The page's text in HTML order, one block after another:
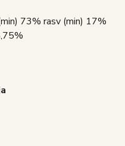
73% rasv (min) 17%